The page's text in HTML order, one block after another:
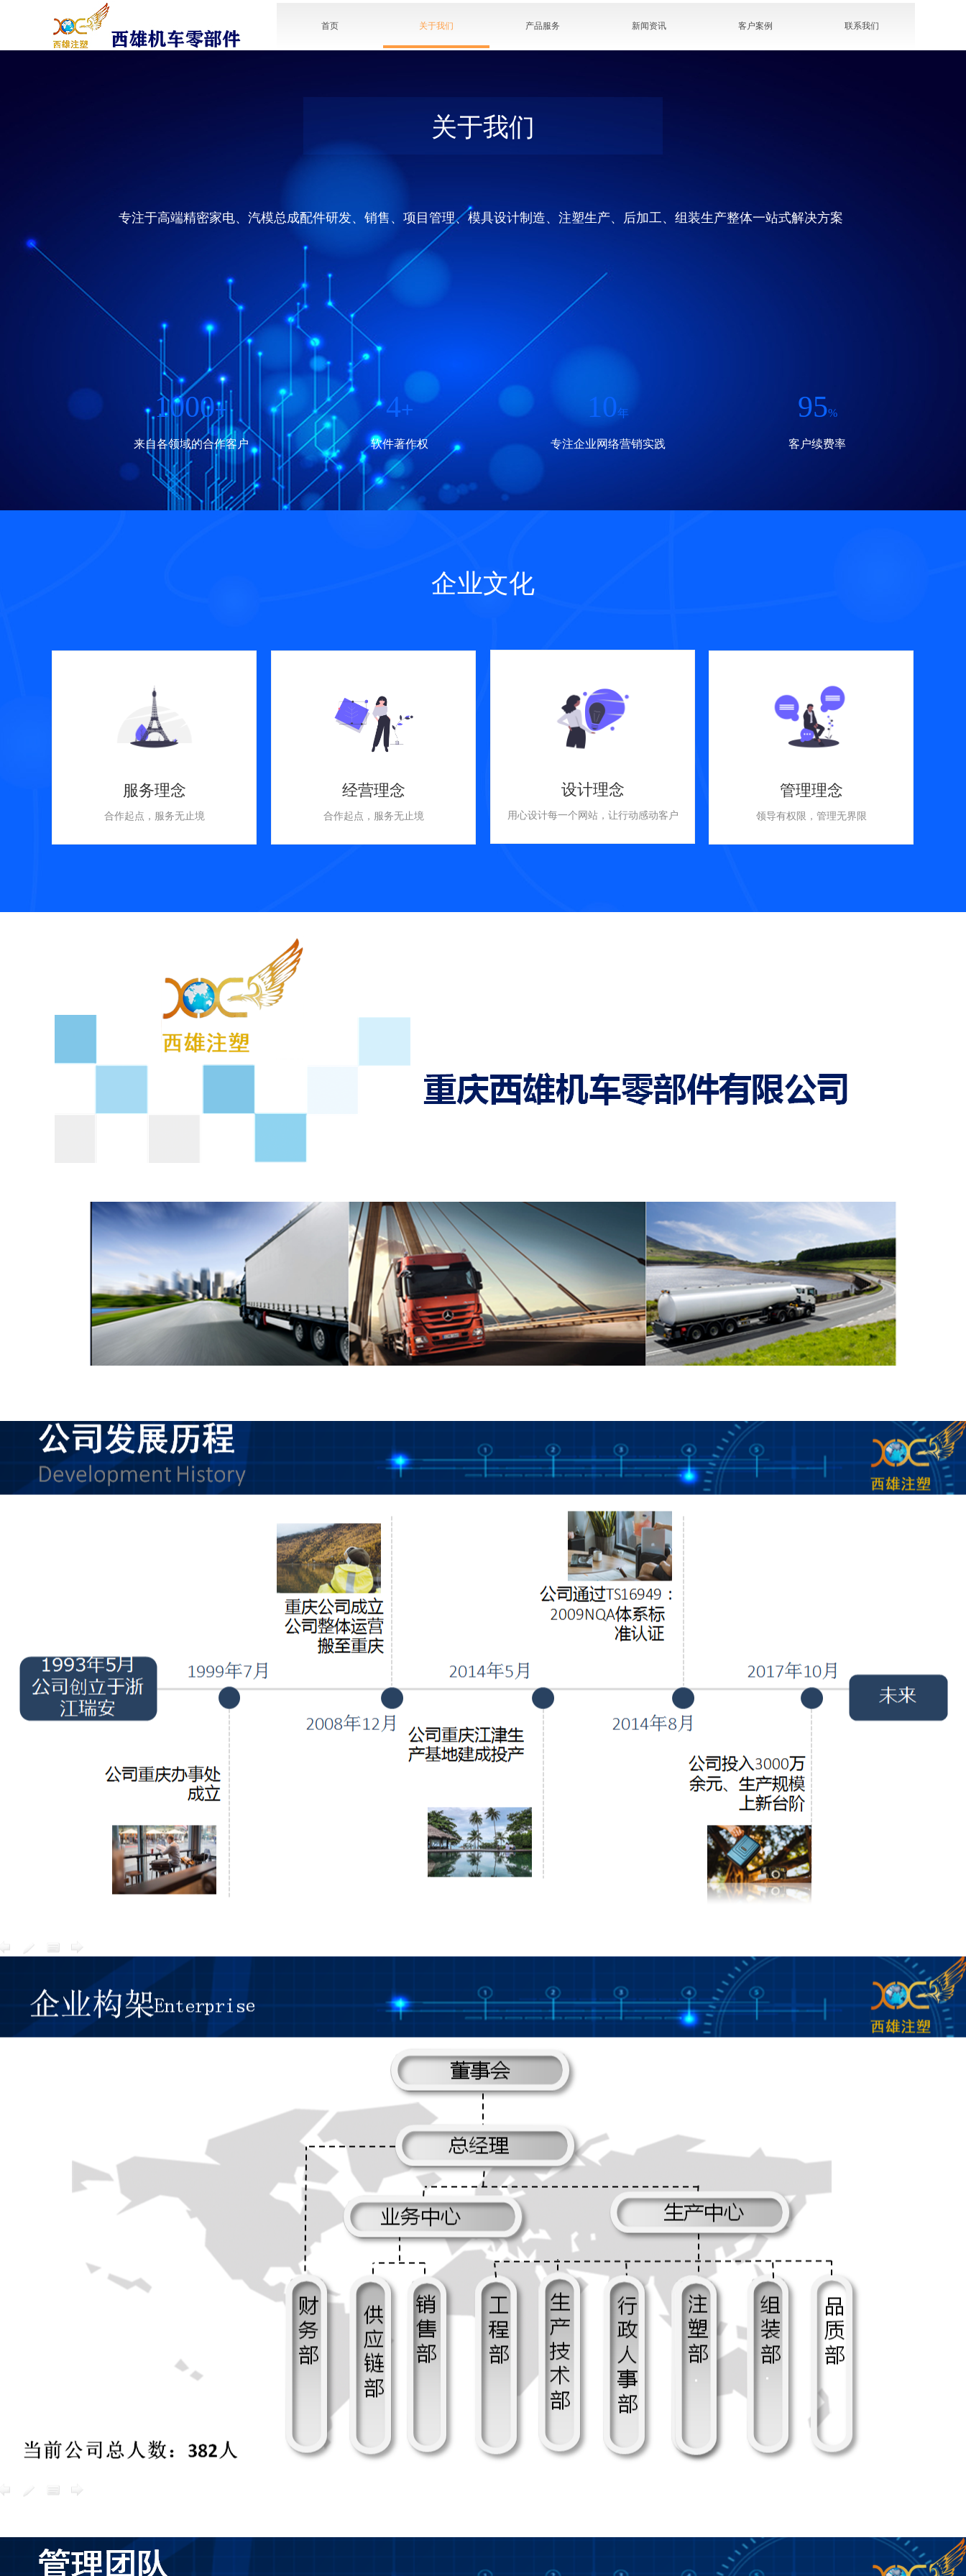
首页 关于我们 产品服务 新闻资讯 客户案例 联系我们
经营理念
合作起点，服务无止境
服务理念
合作起点，服务无止境
企业文化
设计理念
用心设计每一个网站，让行动感动客户
管理理念
领导有权限，管理无界限
专注于高端精密家电、汽模总成配件研发、销售、项目管理、模具设计制造、注塑生产、后加工、组装生产整体一站式解决方案
1000+
来自各领域的合作客户
4+
软件著作权
10年
专注企业网络营销实践
95%
客户续费率
关于我们